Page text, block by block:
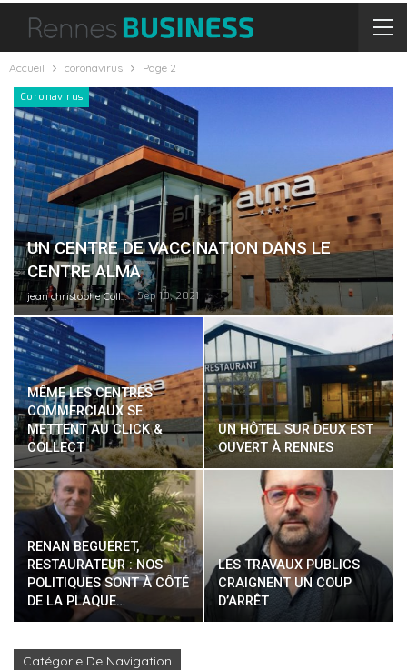
Accueil coronavirus Page 2
Coronavirus
UN CENTRE DE VACCINATION DANS LE
CENTRE ALMA
jean christophe Collet Sep 10, 2021
MÊME LES CENTRES
COMMERCIAUX SE
METTENT AU CLICK &
COLLECT
UN HÔTEL SUR DEUX EST
OUVERT À RENNES
RENAN BEGUERET,
RESTAURATEUR : NOS
POLITIQUES SONT À CÔTÉ
DE LA PLAQUE…
LES TRAVAUX PUBLICS
CRAIGNENT UN COUP
D’ARRÊT
Catégorie De Navigation